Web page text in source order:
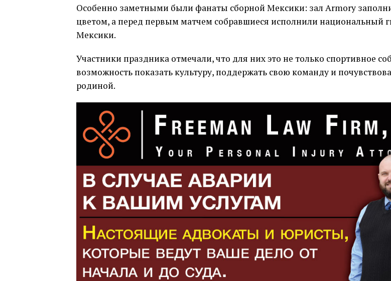
Особенно заметными были фанаты сборной Мексики: зал Armory
цветом, а перед первым матчем собравшиеся исполнили национальный
Мексики.
Участники праздника отмечали, что для них это не только спортивное
возможность показать культуру, поддержать свою команду и
родиной.